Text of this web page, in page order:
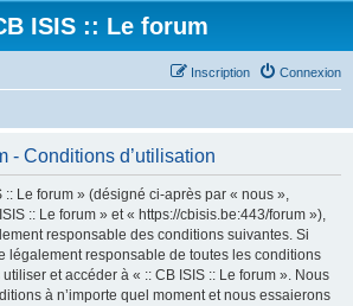
ISIS :: Le forum
Connexion
Inscription
- Conditions d’utilisation
:: Le forum » (désigné ci-après par « nous »,
:: Le forum » et « https://cbisis.be:443/forum »),
responsable des conditions suivantes. Si
légalement responsable de toutes les conditions
et accéder à « :: CB ISIS :: Le forum ». Nous
à n’importe quel moment et nous essaierons